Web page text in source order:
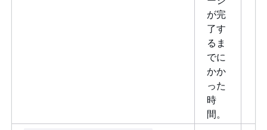
が完
了す
るま
でに
かか
った
時
間。